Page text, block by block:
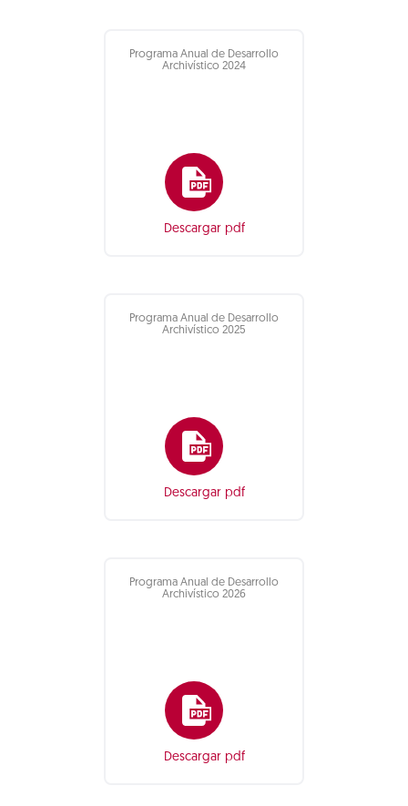
Programa Anual de Desarrollo
Archivístico 2024
Descargar pdf
Programa Anual de Desarrollo
Archivístico 2025
Descargar pdf
Programa Anual de Desarrollo
Archivístico 2026
Descargar pdf